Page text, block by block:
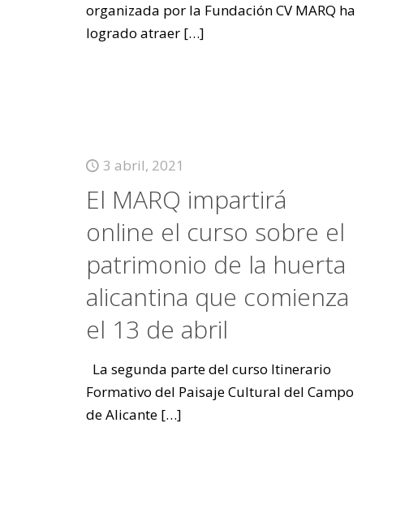
organizada por la Fundación CV MARQ ha
logrado atraer[…]
3 abril, 2021
El MARQ impartirá
online el curso sobre el
patrimonio de la huerta
alicantina que comienza
el 13 de abril
La segunda parte del curso Itinerario
Formativo del Paisaje Cultural del Campo
de Alicante[…]